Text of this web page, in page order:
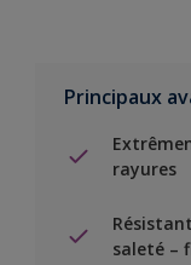
Principaux
rayures
saleté –